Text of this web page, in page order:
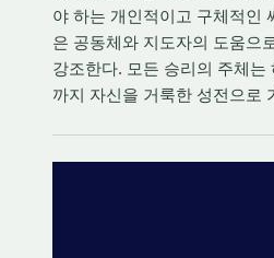
야 하는 개인적이고 구체적인
은 공동체와 지도자의 도움으
강조한다. 모든 승리의 주체
까지 자신을 거룩한 성전으로